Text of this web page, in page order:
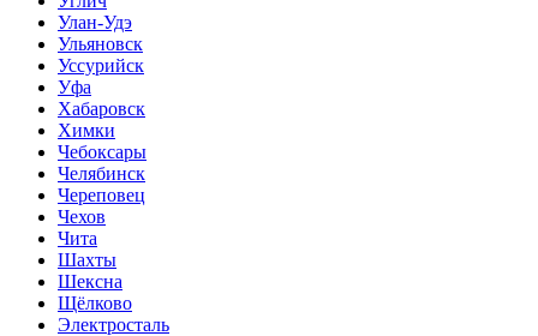
Улан-Удэ
Ульяновск
Уссурийск
Уфа
Хабаровск
Химки
Чебоксары
Челябинск
Череповец
Чехов
Чита
Шахты
Шексна
Щёлково
Электросталь